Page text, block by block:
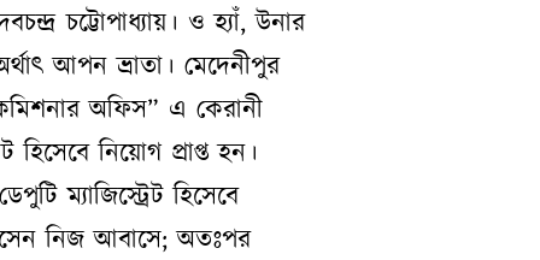
চট্টোপাধ্যায়। ও হ্যাঁ, উনার
আপন ভ্রাতা। মেদেনীপুর
অফিস” এ কেরানী
হিসেবে নিয়োগ প্রাপ্ত হন।
ম্যাজিস্ট্রেট হিসেবে
নিজ আবাসে; অতঃপর